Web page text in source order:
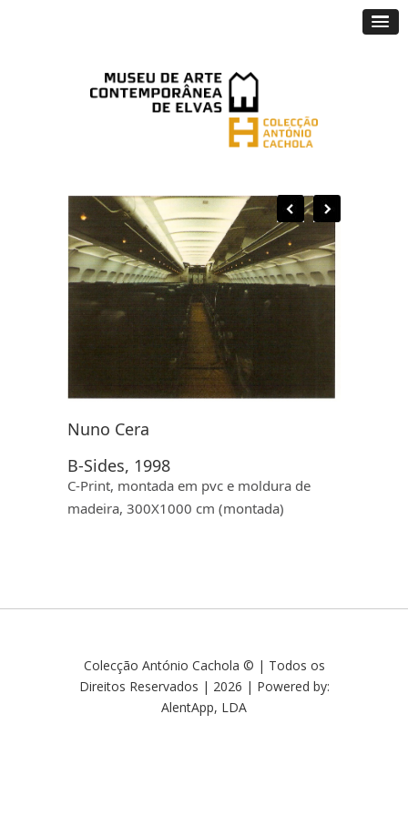
Nuno Cera
B-Sides, 1998
C-Print, montada em pvc e moldura de
madeira, 300X1000 cm (montada)
Colecção António Cachola © | Todos os
Direitos Reservados | 2026 | Powered by:
AlentApp, LDA